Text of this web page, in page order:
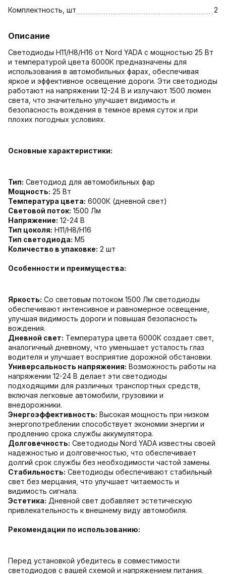
Комплектность, шт 2
Описание
Светодиоды Н11/Н8/H16 от Nord YADA с мощностью 25 Вт
и температурой цвета 6000К предназначены для
использования в автомобильных фарах, обеспечивая
яркое и эффективное освещение дороги. Эти светодиоды
работают на напряжении 12-24 В и излучают 1500 люмен
света, что значительно улучшает видимость и
безопасность вождения в темное время суток и при
плохих погодных условиях.
Основные характеристики:
Тип: Светодиод для автомобильных фар
Мощность: 25 Вт
Температура цвета: 6000К (дневной свет)
Световой поток: 1500 Лм
Напряжение: 12-24 В
Тип цоколя: Н11/Н8/H16
Тип светодиода: M5
Количество в упаковке: 2 шт
Особенности и преимущества:
Яркость: Со световым потоком 1500 Лм светодиоды
обеспечивают интенсивное и равномерное освещение,
улучшая видимость дороги и повышая безопасность
вождения.
Дневной свет: Температура цвета 6000К создает свет,
аналогичный дневному, что уменьшает усталость глаз
водителя и улучшает восприятие дорожной обстановки.
Универсальность напряжения: Возможность работы на
напряжении 12-24 В делает эти светодиоды
подходящими для различных транспортных средств,
включая легковые автомобили, грузовики и
внедорожники.
Энергоэффективность: Высокая мощность при низком
энергопотреблении способствует экономии энергии и
продлению срока службы аккумулятора.
Долговечность: Светодиоды Nord YADA известны своей
надежностью и долговечностью, что обеспечивает
долгий срок службы без необходимости частой замены.
Стабильность: Светодиоды обеспечивают стабильный
свет без мерцания, что улучшает читаемость и
видимость сигнала.
Эстетика: Дневной свет добавляет эстетическую
привлекательность к внешнему виду автомобиля.
Рекомендации по использованию:
Перед установкой убедитесь в совместимости
светодиодов с вашей схемой и напряжением питания.